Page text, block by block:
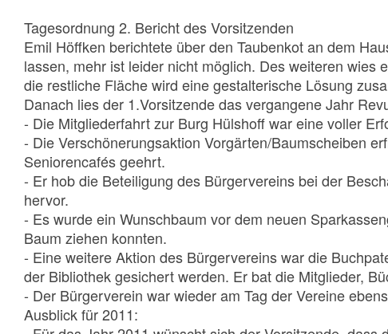
Tagesordnung 2. Bericht des Vorsitzenden
Emil Höffken berichtete über den Taubenkot an dem
lassen, mehr ist leider nicht möglich. Des weiteren
die restliche Fläche wird eine gestalterische Lösung
Danach lies der 1.Vorsitzende das vergangene Jahr
- Die Mitgliederfahrt zur Burg Hülshoff war eine voller
- Die Verschönerungsaktion Vorgärten/Baumscheiben
Seniorencafés geehrt.
- Er hob die Beteiligung des Bürgervereins bei der
hervor.
- Es wurde ein Wunschbaum vor dem neuen
Baum ziehen konnten.
- Eine weitere Aktion des Bürgervereins war die
der Bibliothek gesichert werden. Er bat die Mitglieder,
- Der Bürgerverein war wieder am Tag der Vereine
Ausblick für 2011: